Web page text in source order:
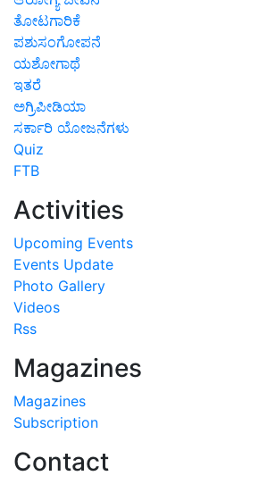
ತೋಟಗಾರಿಕೆ
ಪಶುಸಂಗೋಪನೆ
ಯಶೋಗಾಥೆ
ಇತರೆ
ಅಗ್ರಿಪೀಡಿಯಾ
ಸರ್ಕಾರಿ ಯೋಜನೆಗಳು
Quiz
FTB
Activities
Upcoming Events
Events Update
Photo Gallery
Videos
Rss
Magazines
Magazines
Subscription
Contact